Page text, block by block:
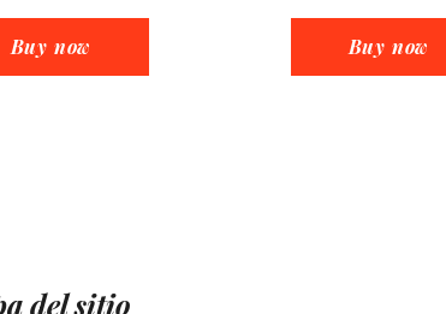
Buy now Buy now
del sitio